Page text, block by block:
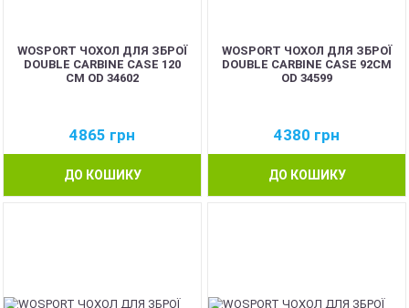
WOSPORT ЧОХОЛ ДЛЯ ЗБРОЇ
DOUBLE CARBINE CASE 120
CM OD 34602
4865 грн
ДО КОШИКУ
WOSPORT ЧОХОЛ ДЛЯ ЗБРОЇ
DOUBLE CARBINE CASE 92CM
OD 34599
4380 грн
ДО КОШИКУ